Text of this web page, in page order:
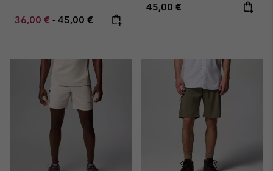
Minimum sale price:
36,00 € - Maximum price:
45,00 €
Regular price:
45,00 €